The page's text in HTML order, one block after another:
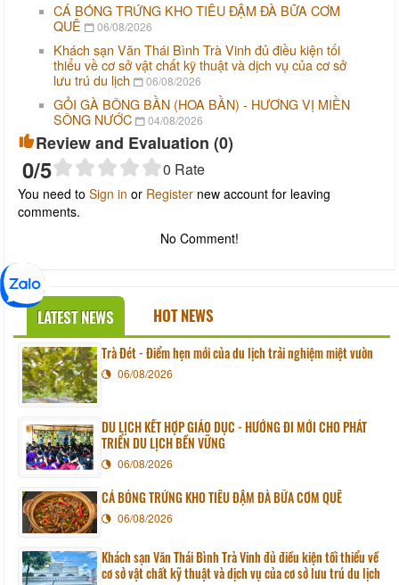
CÁ BÓNG TRỨNG KHO TIÊU ĐẬM ĐÀ BỮA CƠM
QUÊ
06/08/2026
Khách sạn Văn Thái Bình Trà Vinh đủ điều kiện tối
thiểu về cơ sở vật chất kỹ thuật và dịch vụ của cơ sở
lưu trú du lịch
06/08/2026
GỎI GÀ BÔNG BẦN (HOA BẦN) - HƯƠNG VỊ MIỀN
SÔNG NƯỚC
04/08/2026
Review and Evaluation (0)
0/5 0 Rate
You need to Sign in or Register new account for leaving
comments.
No Comment!
LATEST NEWS HOT NEWS
Trà Đét - Điểm hẹn mới của du lịch trải nghiệm miệt vườn
06/08/2026
DU LỊCH KẾT HỢP GIÁO DỤC - HƯỚNG ĐI MỚI CHO PHÁT
TRIỂN DU LỊCH BỀN VỮNG
06/08/2026
CÁ BÓNG TRỨNG KHO TIÊU ĐẬM ĐÀ BỮA CƠM QUÊ
06/08/2026
Khách sạn Văn Thái Bình Trà Vinh đủ điều kiện tối thiểu về
cơ sở vật chất kỹ thuật và dịch vụ của cơ sở lưu trú du lịch